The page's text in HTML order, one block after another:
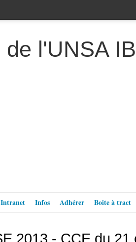
de l'UNSA
Intranet Infos Adhérer Boite à tract
2013 - CCE du 21